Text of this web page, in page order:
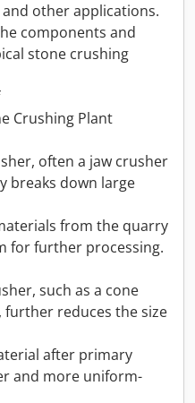
other applications.
components and
stone crushing
Crushing Plant
often a jaw crusher
breaks down large
from the quarry
for further processing.
such as a cone
reduces the size
after primary
and more uniform-